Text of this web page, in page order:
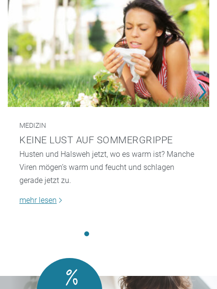
MEDIZIN
KEINE LUST AUF SOMMERGRIPPE
Husten und Halsweh jetzt, wo es warm ist? Manche
Viren mögen’s warm und feucht und schlagen
gerade jetzt zu.
mehr lesen